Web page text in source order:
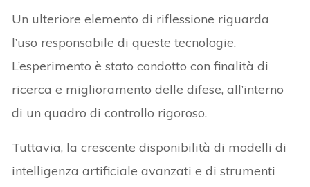
Un ulteriore elemento di riflessione riguarda
l’uso responsabile di queste tecnologie.
L’esperimento è stato condotto con finalità di
ricerca e miglioramento delle difese, all’interno
di un quadro di controllo rigoroso.
Tuttavia, la crescente disponibilità di modelli di
intelligenza artificiale avanzati e di strumenti